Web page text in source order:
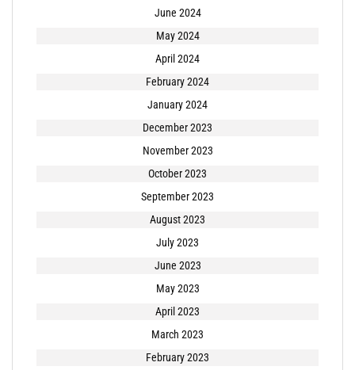
June 2024
May 2024
April 2024
February 2024
January 2024
December 2023
November 2023
October 2023
September 2023
August 2023
July 2023
June 2023
May 2023
April 2023
March 2023
February 2023